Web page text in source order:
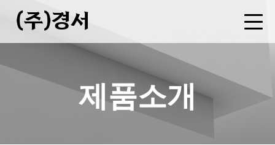
제품소개
(주)경서
회사소개
CEO 인사말
기업현황
연혁
오시는길
사업분야
병원복 제조
세탁물 용역
폐기물 중간처분업(소각)
수집운반업
증기(스팀)판매업
제품소개
FAQ